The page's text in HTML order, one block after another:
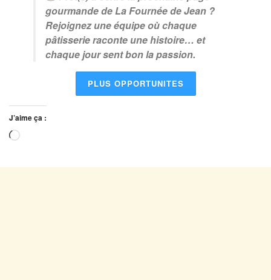
gourmande de La Fournée de Jean ?
Rejoignez une équipe où chaque
pâtisserie raconte une histoire… et
chaque jour sent bon la passion.
PLUS OPPORTUNITES
J’aime ça :